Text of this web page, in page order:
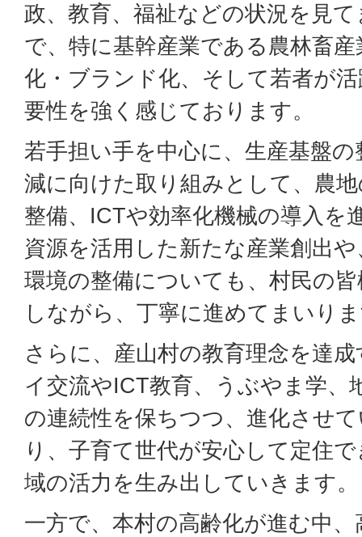
政、教育、福祉などの状況を見
で、特に基幹産業である農林畜
化・ブランド化、そして若者が
要性を強く感じております。
若手担い手を中心に、生産基盤
減に向けた取り組みとして、農
整備、ICTや効率化機械の導入を
資源を活用した新たな産業創出
環境の整備についても、村民の
しながら、丁寧に進めてまいり
さらに、産山村の教育理念を達
イ交流やICT教育、うぶやま学、
の連続性を保ちつつ、進化させ
り、子育て世代が安心して定住
域の活力を生み出していきます。
一方で、本村の高齢化が進む中